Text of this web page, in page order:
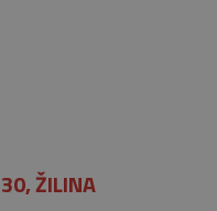
ŽILINA